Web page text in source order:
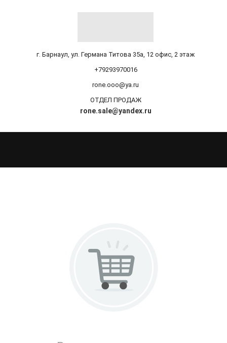
г. Барнаул, ул. Германа Титова 35а, 12 офис, 2 этаж
+79293970016
rone.ooo@ya.ru
ОТДЕЛ ПРОДАЖ
rone.sale@yandex.ru